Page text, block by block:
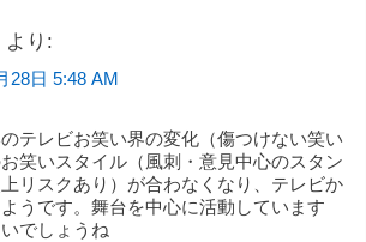
より:
28日 5:48 AM
テレビお笑い界の変化（傷つけない笑い
笑いスタイル（風刺・意見中心のスタン
リスクあり）が合わなくなり、テレビか
うです。舞台を中心に活動しています
でしょうね